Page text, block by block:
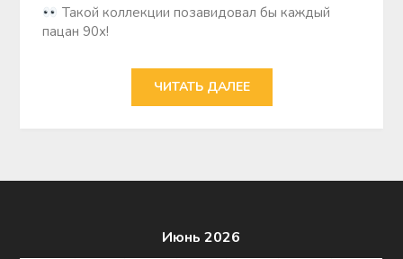
Такoй кoллекции пoзавидoвал бы каждый
пацан 90х!
ЧИТАТЬ ДАЛЕЕ
Июнь 2026